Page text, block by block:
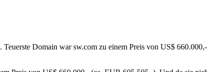
Domain war sw.com zu einem Preis von US$